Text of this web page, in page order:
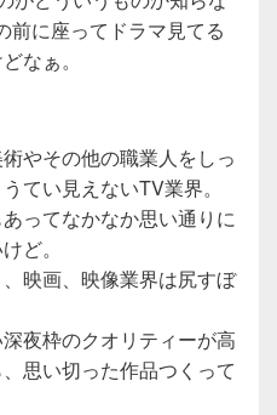
前に座ってドラマ見てる
なぁ。
やその他の職業人をしっ
てい見えないTV業界。
ってなかなか思い通りに
ど。
映画、映像業界は尻すぼ
夜枠のクオリティーが高
思い切った作品つくって